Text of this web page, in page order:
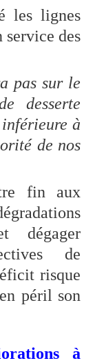
les lignes
service des
pas sur le
desserte
à
de nos
fin aux
dégager
de
risque
péril son
à